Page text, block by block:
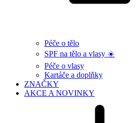
Péče o tělo
SPF na tělo a vlasy ☀️
Péče o vlasy
Kartáče a doplňky
ZNAČKY
AKCE A NOVINKY